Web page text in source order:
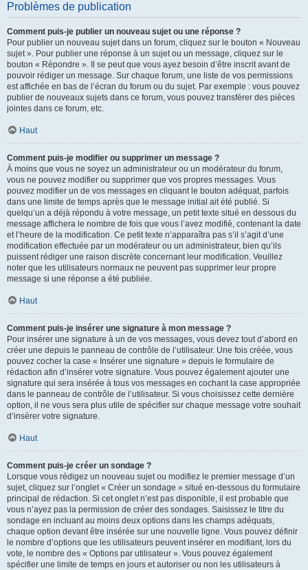
Problèmes de publication
Comment puis-je publier un nouveau sujet ou une réponse ?
Pour publier un nouveau sujet dans un forum, cliquez sur le bouton « Nouveau
sujet ». Pour publier une réponse à un sujet ou un message, cliquez sur le
bouton « Répondre ». Il se peut que vous ayez besoin d’être inscrit avant de
pouvoir rédiger un message. Sur chaque forum, une liste de vos permissions
est affichée en bas de l’écran du forum ou du sujet. Par exemple : vous pouvez
publier de nouveaux sujets dans ce forum, vous pouvez transférer des pièces
jointes dans ce forum, etc.
Haut
Comment puis-je modifier ou supprimer un message ?
À moins que vous ne soyez un administrateur ou un modérateur du forum,
vous ne pouvez modifier ou supprimer que vos propres messages. Vous
pouvez modifier un de vos messages en cliquant le bouton adéquat, parfois
dans une limite de temps après que le message initial ait été publié. Si
quelqu’un a déjà répondu à votre message, un petit texte situé en dessous du
message affichera le nombre de fois que vous l’avez modifié, contenant la date
et l’heure de la modification. Ce petit texte n’apparaîtra pas s’il s’agit d’une
modification effectuée par un modérateur ou un administrateur, bien qu’ils
puissent rédiger une raison discrète concernant leur modification. Veuillez
noter que les utilisateurs normaux ne peuvent pas supprimer leur propre
message si une réponse a été publiée.
Haut
Comment puis-je insérer une signature à mon message ?
Pour insérer une signature à un de vos messages, vous devez tout d’abord en
créer une depuis le panneau de contrôle de l’utilisateur. Une fois créée, vous
pouvez cocher la case « Insérer une signature » depuis le formulaire de
rédaction afin d’insérer votre signature. Vous pouvez également ajouter une
signature qui sera insérée à tous vos messages en cochant la case appropriée
dans le panneau de contrôle de l’utilisateur. Si vous choisissez cette dernière
option, il ne vous sera plus utile de spécifier sur chaque message votre souhait
d’insérer votre signature.
Haut
Comment puis-je créer un sondage ?
Lorsque vous rédigez un nouveau sujet ou modifiez le premier message d’un
sujet, cliquez sur l’onglet « Créer un sondage » situé en-dessous du formulaire
principal de rédaction. Si cet onglet n’est pas disponible, il est probable que
vous n’ayez pas la permission de créer des sondages. Saisissez le titre du
sondage en incluant au moins deux options dans les champs adéquats,
chaque option devant être insérée sur une nouvelle ligne. Vous pouvez définir
le nombre d’options que les utilisateurs peuvent insérer en modifiant, lors du
vote, le nombre des « Options par utilisateur ». Vous pouvez également
spécifier une limite de temps en jours et autoriser ou non les utilisateurs à